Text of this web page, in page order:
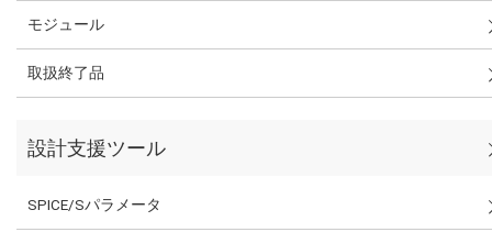
モジュール
取扱終了品
設計支援ツール
SPICE/Sパラメータ